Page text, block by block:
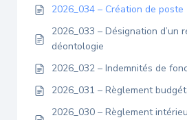
2026_034 – Création de poste
2026_033 – Désignation d’un
déontologie
2026_032 – Indemnités de
2026_031 – Règlement
2026_030 – Règlement